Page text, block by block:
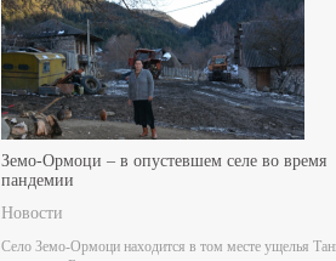
Земо-Ормоци – в опустевшем селе во время
пандемии
Новости
Село Земо-Ормоци находится в том месте ущелья